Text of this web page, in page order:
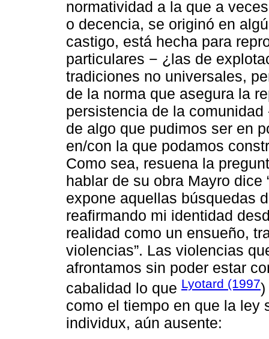
normatividad a la que a
o decencia, se originó en
castigo, está hecha para
particulares − ¿las de
tradiciones no universales,
de la norma que asegura la
persistencia de la
de algo que pudimos ser en
en/con la que podamos
Como sea, resuena la
hablar de su obra Mayro dice
expone aquellas búsquedas
reafirmando mi identidad
realidad como un ensueño,
violencias”. Las violencias
afrontamos sin poder estar
cabalidad lo que Lyotard (1997)
como el tiempo en que la ley
individux, aún ausente: